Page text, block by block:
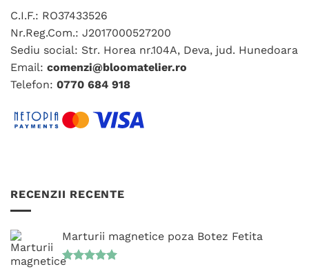
în
pagina
C.I.F.: RO37433526
Nr.Reg.Com.: J2017000527200
Sediu social: Str. Horea nr.104A, Deva, jud. Hunedoara
Email: comenzi@bloomatelier.ro
Telefon: 0770 684 918
RECENZII RECENTE
Marturii magnetice poza Botez Fetita